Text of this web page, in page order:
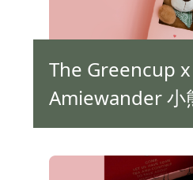
The Greencup x
Amiewander 小